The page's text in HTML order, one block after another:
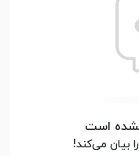
است
بیان می‌کند!